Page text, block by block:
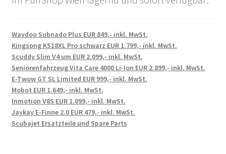
Waydoo Subnado Plus EUR 849,- inkl. MwSt.
Kingsong KS18XL Pro schwarz EUR 1.799,- inkl. MwSt.
Scuddy Slim V4 um EUR 2.099,- inkl. MwSt.
Seniorenfahrzeug Vita Care 4000 Li-Ion EUR 2.899,- inkl. MwSt.
E-Twow GT SL Limited EUR 999,- inkl. MwSt.
Mobot EUR 1.649,- inkl. MwSt.
Inmotion V8S EUR 1.099,- inkl. MwSt.
Jaykay E-Finne 2.0 EUR 479,- inkl. MwSt.
Scubajet Ersatzteile und Spare Parts